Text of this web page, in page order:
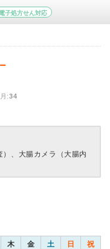
電子処方せん対応
－
:34
、大腸カメラ（大腸内
木 金 土 日 祝